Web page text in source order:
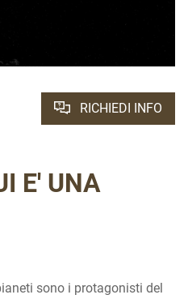
RICHIEDI INFO
E' UNA
sono i protagonisti del